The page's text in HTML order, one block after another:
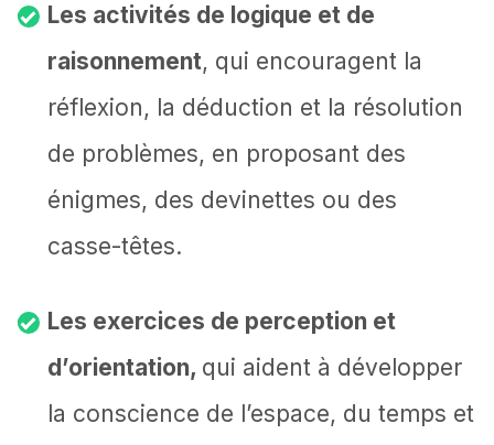
Les activités de logique et de
raisonnement, qui encouragent la
réflexion, la déduction et la résolution
de problèmes, en proposant des
énigmes, des devinettes ou des
casse-têtes.
Les exercices de perception et
d’orientation, qui aident à développer
la conscience de l’espace, du temps et